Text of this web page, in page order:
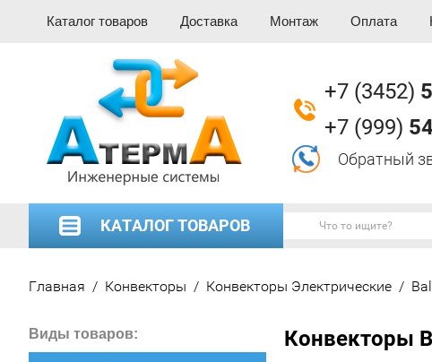
Каталог товаров Доставка Монтаж Оплата
+7 (3452)
+7 (999)
Обратный
КАТАЛОГ ТОВАРОВ
Главная / Конвекторы / Конвекторы Электрические /
Виды товаров: Конвекторы